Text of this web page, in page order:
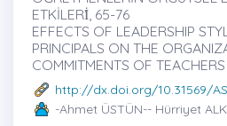
ETKİLERİ̇, 65-76
EFFECTS OF LEADERSHIP
PRINCIPALS ON THE
COMMITMENTS OF TEACHERS
http://dx.doi.org/10.31569/
-Ahmet ÜSTÜN-- Hürriyet